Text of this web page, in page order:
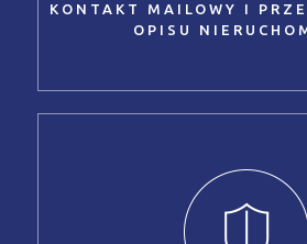
KONTAKT MAILOWY I
OPISU